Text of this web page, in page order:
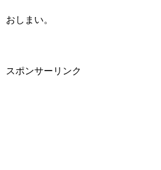
おしまい。
スポンサーリンク